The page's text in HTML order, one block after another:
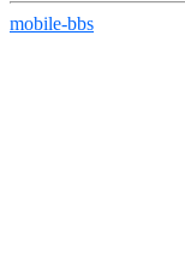
mobile-bbs